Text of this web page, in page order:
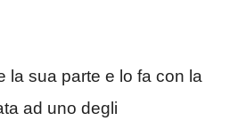
la sua parte e lo fa con la
ad uno degli